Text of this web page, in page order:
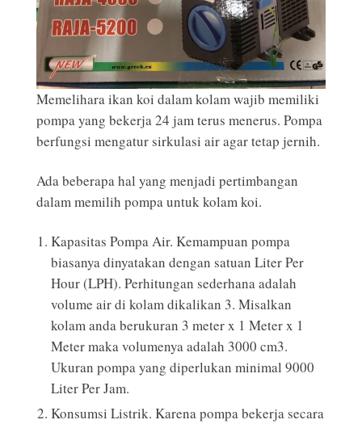
Memelihara ikan koi dalam kolam wajib memiliki
pompa yang bekerja 24 jam terus menerus. Pompa
berfungsi mengatur sirkulasi air agar tetap jernih.
Ada beberapa hal yang menjadi pertimbangan
dalam memilih pompa untuk kolam koi.
Kapasitas Pompa Air. Kemampuan pompa
biasanya dinyatakan dengan satuan Liter Per
Hour (LPH). Perhitungan sederhana adalah
volume air di kolam dikalikan 3. Misalkan
kolam anda berukuran 3 meter x 1 Meter x 1
Meter maka volumenya adalah 3000 cm3.
Ukuran pompa yang diperlukan minimal 9000
Liter Per Jam.
Konsumsi Listrik. Karena pompa bekerja secara